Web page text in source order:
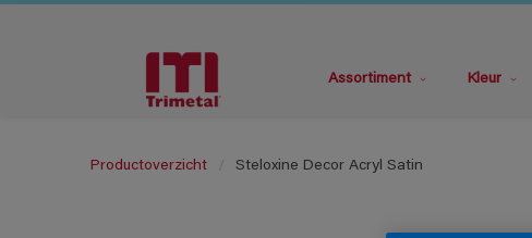
Assortiment Kleur
Productoverzicht Steloxine Decor Acryl Satin